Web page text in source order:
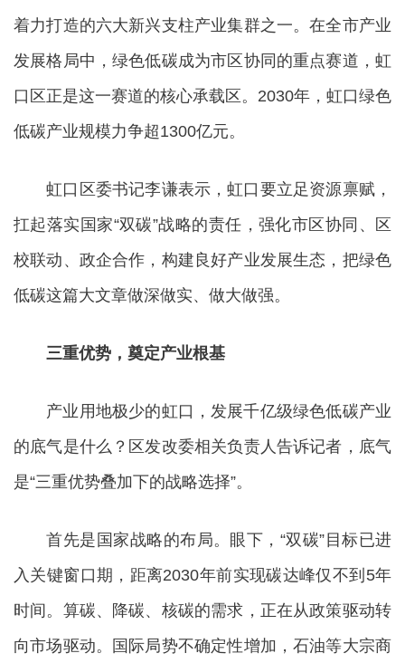
着力打造的六大新兴支柱产业集群之一。在全市产业
发展格局中，绿色低碳成为市区协同的重点赛道，虹
口区正是这一赛道的核心承载区。2030年，虹口绿色
低碳产业规模力争超1300亿元。
虹口区委书记李谦表示，虹口要立足资源禀赋，
扛起落实国家“双碳”战略的责任，强化市区协同、区
校联动、政企合作，构建良好产业发展生态，把绿色
低碳这篇大文章做深做实、做大做强。
三重优势，奠定产业根基
产业用地极少的虹口，发展千亿级绿色低碳产业
的底气是什么？区发改委相关负责人告诉记者，底气
是“三重优势叠加下的战略选择”。
首先是国家战略的布局。眼下，“双碳”目标已进
入关键窗口期，距离2030年前实现碳达峰仅不到5年
时间。算碳、降碳、核碳的需求，正在从政策驱动转
向市场驱动。国际局势不确定性增加，石油等大宗商